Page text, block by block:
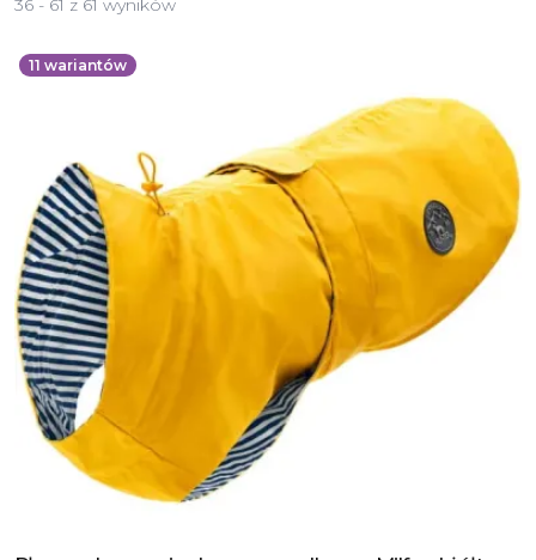
36 - 61 z 61 wyników
11 wariantów